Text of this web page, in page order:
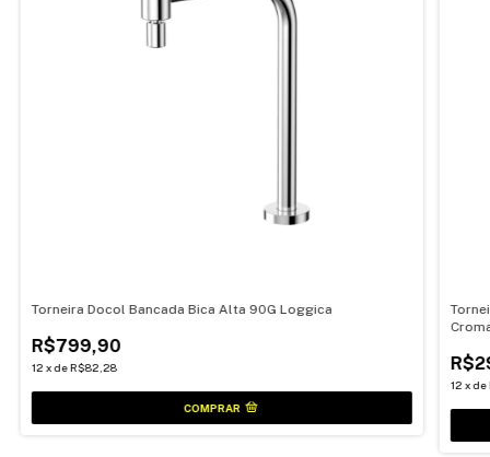
Torneira Docol Bancada Bica Alta 90G Loggica
R$799,90
12 xdeR$82,28
12 xde